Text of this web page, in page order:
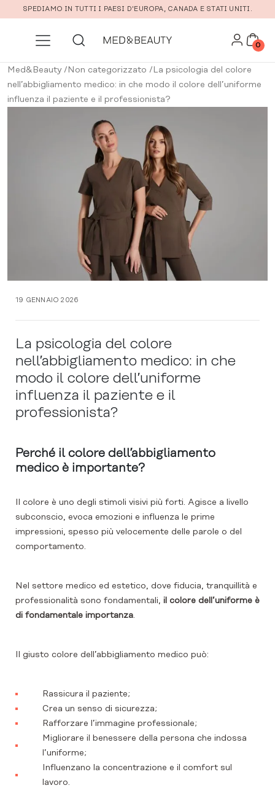
Vai al contenuto principale
SPEDIAMO IN TUTTI I PAESI D'EUROPA, CANADA E STATI UNITI.
0
Med&Beauty/ Non categorizzato / La psicologia del colore
nell’abbigliamento medico: in che modo il colore dell’uniforme
influenza il paziente e il professionista?
19 GENNAIO 2026
La psicologia del colore
nell’abbigliamento medico: in che
modo il colore dell’uniforme
influenza il paziente e il
professionista?
Perché il colore dell’abbigliamento
medico è importante?
Il colore è uno degli stimoli visivi più forti. Agisce a livello
subconscio, evoca emozioni e influenza le prime
impressioni, spesso più velocemente delle parole o del
comportamento.
Nel settore medico ed estetico, dove fiducia, tranquillità e
professionalità sono fondamentali, il colore dell’uniforme è
di fondamentale importanza.
Il giusto colore dell’abbigliamento medico può:
Rassicura il paziente;
Crea un senso di sicurezza;
Rafforzare l’immagine professionale;
Migliorare il benessere della persona che indossa
l’uniforme;
Influenzano la concentrazione e il comfort sul
lavoro.